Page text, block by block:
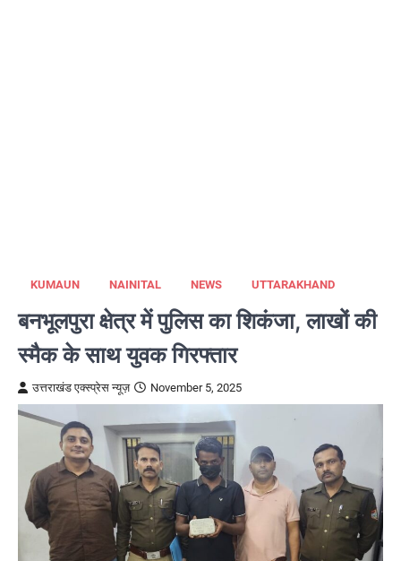
KUMAUN NAINITAL NEWS UTTARAKHAND
बनभूलपुरा क्षेत्र में पुलिस का शिकंजा, लाखों की
स्मैक के साथ युवक गिरफ्तार
उत्तराखंड एक्स्प्रेस न्यूज़ November 5, 2025